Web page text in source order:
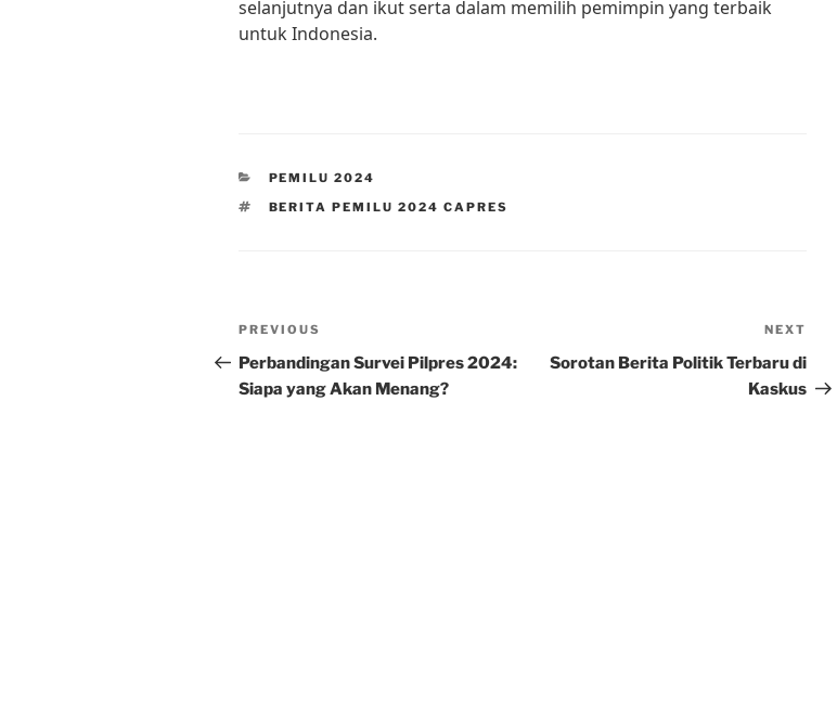
selanjutnya dan ikut serta dalam memilih pemimpin yang terbaik
untuk Indonesia.
CATEGORIES
PEMILU 2024
TAGS
BERITA PEMILU 2024 CAPRES
Post
navigation
Previous
Post
PREVIOUS
Perbandingan Survei Pilpres 2024:
Siapa yang Akan Menang?
Post
NEXT
Sorotan Berita Politik Terbaru di
Kaskus